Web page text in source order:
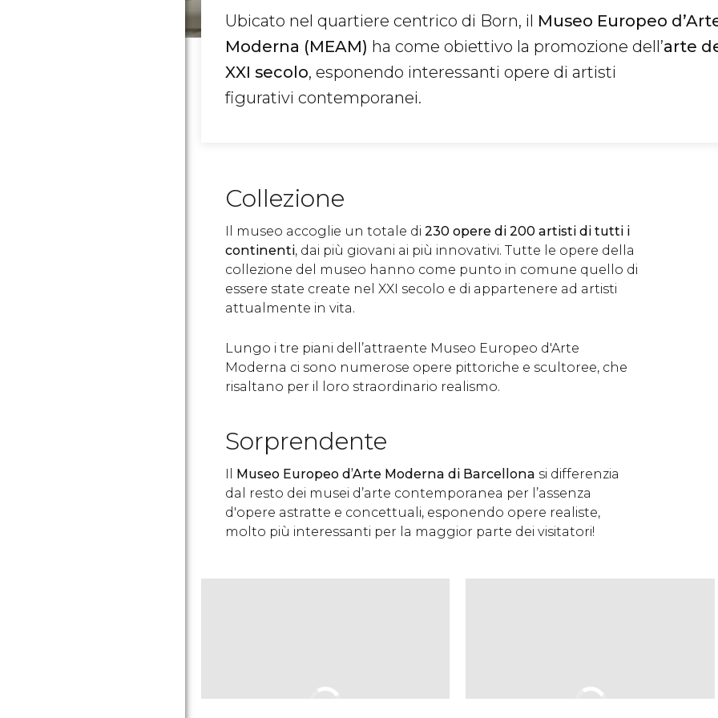
Ubicato nel quartiere centrico di Born, il Museo Europeo
Moderna (MEAM) ha come obiettivo la promozione dell’arte
XXI secolo, esponendo interessanti opere di artisti
figurativi contemporanei.
Collezione
Il museo accoglie un totale di 230 opere di 200 artisti di tutti i
continenti, dai più giovani ai più innovativi. Tutte le opere della
collezione del museo hanno come punto in comune quello di
essere state create nel XXI secolo e di appartenere ad artisti
attualmente in vita.
Lungo i tre piani dell’attraente Museo Europeo d'Arte
Moderna ci sono numerose opere pittoriche e scultoree, che
risaltano per il loro straordinario realismo.
Sorprendente
Il Museo Europeo d’Arte Moderna di Barcellona si differenzia
dal resto dei musei d’arte contemporanea per l’assenza
d'opere astratte e concettuali, esponendo opere realiste,
molto più interessanti per la maggior parte dei visitatori!